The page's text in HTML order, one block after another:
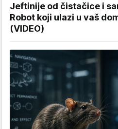
Jeftinije od čistačice i
Robot koji ulazi u vaš
(VIDEO)